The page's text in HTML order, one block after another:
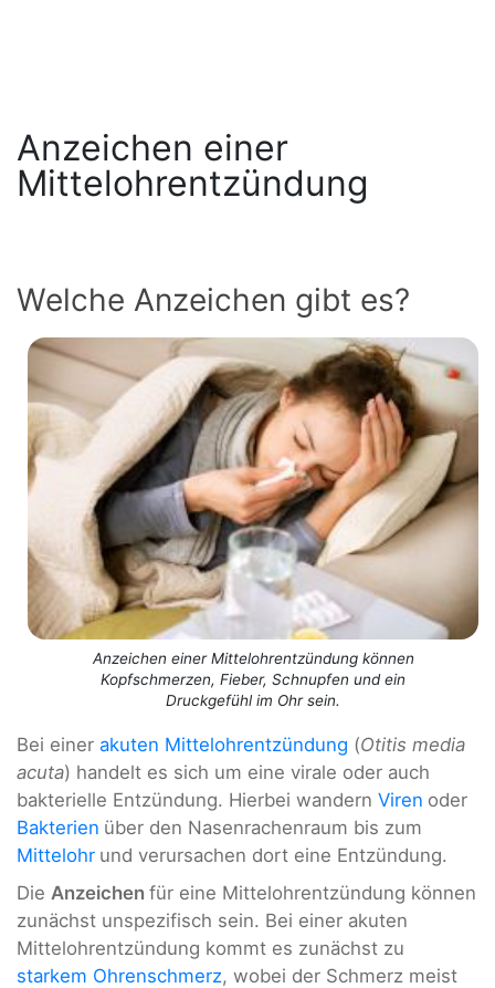
Anzeichen einer
Mittelohrentzündung
Welche Anzeichen gibt es?
Anzeichen einer Mittelohrentzündung können
Kopfschmerzen, Fieber, Schnupfen und ein
Druckgefühl im Ohr sein.
Bei einer akuten Mittelohrentzündung (Otitis media
acuta) handelt es sich um eine virale oder auch
bakterielle Entzündung. Hierbei wandern Viren oder
Bakterien über den Nasenrachenraum bis zum
Mittelohr und verursachen dort eine Entzündung.
Die Anzeichen für eine Mittelohrentzündung können
zunächst unspezifisch sein. Bei einer akuten
Mittelohrentzündung kommt es zunächst zu
starkem Ohrenschmerz, wobei der Schmerz meist